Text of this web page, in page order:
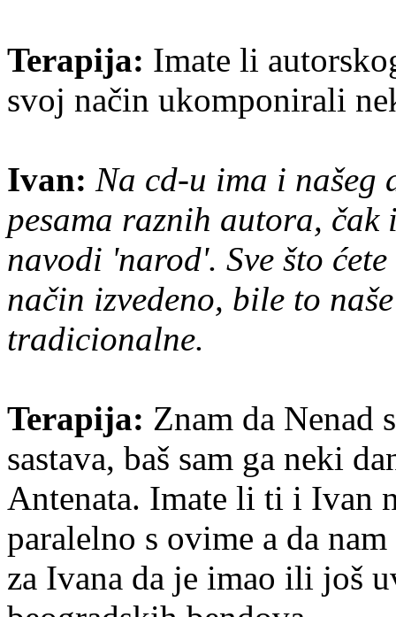
Terapija: Imate li
svoj način ukomponirali
Ivan: Na cd-u ima i
pesama raznih autora, čak
navodi 'narod'. Sve što
način izvedeno, bile to
tradicionalne.
Terapija: Znam da Nenad
sastava, baš sam ga neki
Antenata. Imate li ti i Ivan
paralelno s ovime a da
za Ivana da je imao ili još